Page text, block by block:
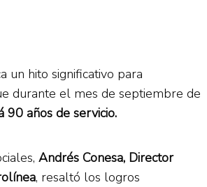
un hito significativo para
durante el mes de septiembre de
90 años de servicio.
Andrés Conesa, Director
, resaltó los logros